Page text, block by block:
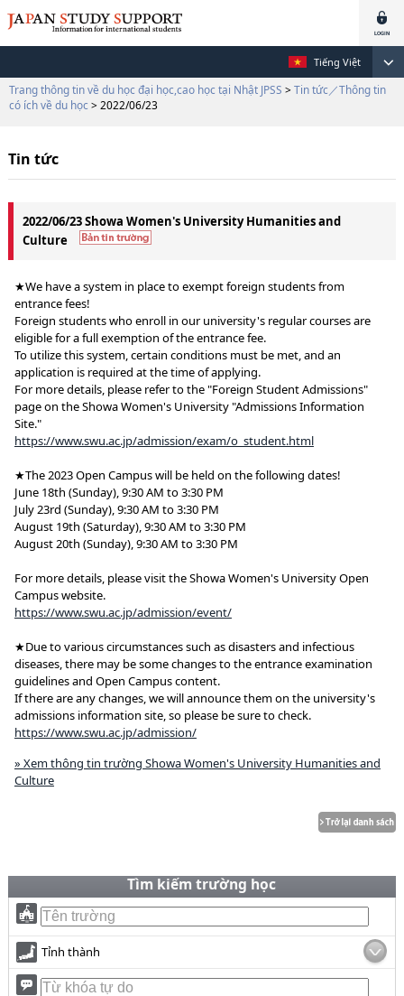
Tiếng Việt
Trang thông tin về du học đại học,cao học tại Nhật JPSS > Tin tức／Thông tin
có ích về du học > 2022/06/23
Tin tức
2022/06/23 Showa Women's University Humanities and
Culture
★We have a system in place to exempt foreign students from
entrance fees!
Foreign students who enroll in our university's regular courses are
eligible for a full exemption of the entrance fee.
To utilize this system, certain conditions must be met, and an
application is required at the time of applying.
For more details, please refer to the "Foreign Student Admissions"
page on the Showa Women's University "Admissions Information
Site."
https://www.swu.ac.jp/admission/exam/o_student.html
★The 2023 Open Campus will be held on the following dates!
June 18th (Sunday), 9:30 AM to 3:30 PM
July 23rd (Sunday), 9:30 AM to 3:30 PM
August 19th (Saturday), 9:30 AM to 3:30 PM
August 20th (Sunday), 9:30 AM to 3:30 PM
For more details, please visit the Showa Women's University Open
Campus website.
https://www.swu.ac.jp/admission/event/
★Due to various circumstances such as disasters and infectious
diseases, there may be some changes to the entrance examination
guidelines and Open Campus content.
If there are any changes, we will announce them on the university's
admissions information site, so please be sure to check.
https://www.swu.ac.jp/admission/
» Xem thông tin trường Showa Women's University Humanities and
Culture
Tìm kiếm trường học
Tỉnh thành